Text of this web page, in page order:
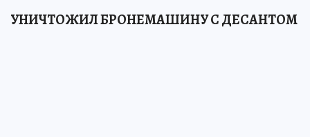
УНИЧТОЖИЛ БРОНЕМАШИНУ С ДЕСАНТОМ